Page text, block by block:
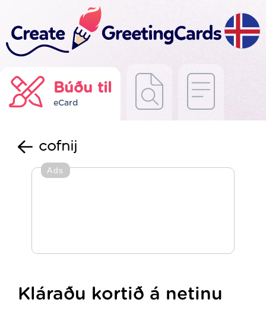
Búðu til
eCard
cofnij
Ads
Kláraðu kortið á netinu